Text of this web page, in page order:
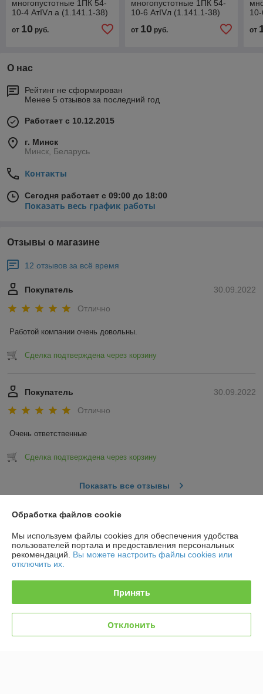
многопустотные 1ПК 54-
10-4 АтIVл а (1.141.1-38)
от 10 руб.
многопустотные 1ПК 54-
10-6 АтIVл (1.141.1-38)
от 10руб. от
О нас
Рейтинг не сформирован
Менее 5 отзывов за последний год
Работает с 10.12.2015
г. Минск
Минск, Беларусь
Контакты
Сегодня работает с 09:00 до 18:00
Показать весь график работы
Отзывы о магазине
12 отзывов за всё время
30.09.2022
Покупатель
Отлично
Работой компании очень довольны.
Сделка подтверждена через корзину
30.09.2022
Покупатель
Отлично
Очень ответственные
Сделка подтверждена через корзину
Показать все отзывы
Контакты
Доставка и оплата
Полная версия сайта
Обработка файлов cookie
Мы используем файлы cookies для обеспечения удобства
пользователей портала и предоставления персональных
рекомендаций. Вы можете настроить файлы cookies или
отключить их.
Принять
Отклонить